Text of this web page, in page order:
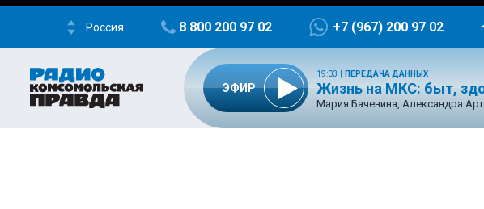
Россия 8 800 200 97 02 +7 (967) 200 97 02
ЭФИР
19:03 ПЕРЕДАЧА ДАННЫХ
Жизнь на МКС: быт,
Мария Баченина, Александра